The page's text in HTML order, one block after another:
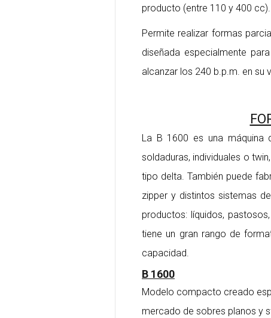
producto (entre 110 y 400 cc).
Permite realizar formas
diseñada especialmente
alcanzar los 240 b.p.m. en su
La B 1600 es una máquina
soldaduras, individuales o
tipo delta. También puede
zipper y distintos sistemas
productos: líquidos,
tiene un gran rango de
capacidad.
B 1600
Modelo compacto creado
mercado de sobres planos y